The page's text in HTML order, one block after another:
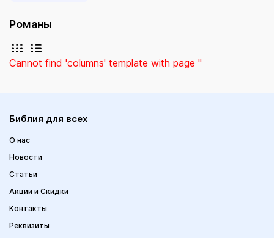
Романы
Cannot find 'columns' template with page ''
Библия для всех
О нас
Новости
Статьи
Акции и Скидки
Контакты
Реквизиты